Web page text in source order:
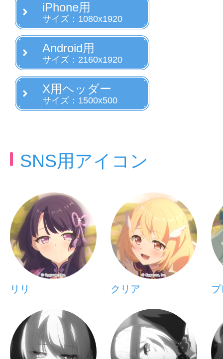
iPhone用
サイズ：1080x1920
Android用
サイズ：2160x1920
X用ヘッダー
サイズ：1500x500
SNS用アイコン
リリ クリア